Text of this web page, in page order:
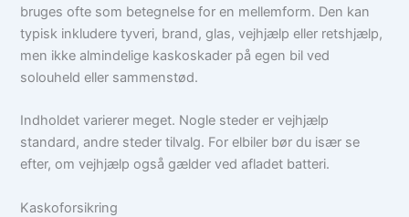
bruges ofte som betegnelse for en mellemform. Den kan
typisk inkludere tyveri, brand, glas, vejhjælp eller retshjælp,
men ikke almindelige kaskoskader på egen bil ved
solouheld eller sammenstød.
Indholdet varierer meget. Nogle steder er vejhjælp
standard, andre steder tilvalg. For elbiler bør du især se
efter, om vejhjælp også gælder ved afladet batteri.
Kaskoforsikring